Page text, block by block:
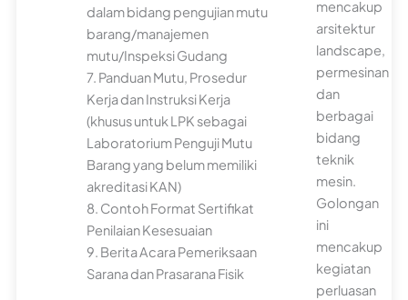
dalam bidang pengujian mutu
barang/manajemen
mutu/Inspeksi Gudang
7. Panduan Mutu, Prosedur
Kerja dan Instruksi Kerja
(khusus untuk LPK sebagai
Laboratorium Penguji Mutu
Barang yang belum memiliki
akreditasi KAN)
8. Contoh Format Sertifikat
Penilaian Kesesuaian
9. Berita Acara Pemeriksaan
Sarana dan Prasarana Fisik
mencakup
arsitektur
landscape,
permesinan
dan
berbagai
bidang
teknik
mesin.
Golongan
ini
mencakup
kegiatan
perluasan